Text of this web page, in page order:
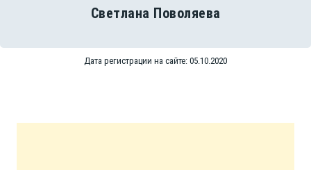
Светлана Поволяева
Дата регистрации на сайте: 05.10.2020